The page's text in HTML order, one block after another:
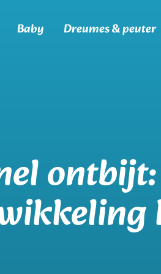
Baby Dreumes & peuter